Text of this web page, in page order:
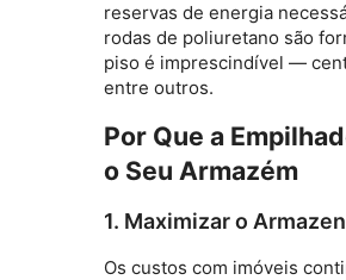
reservas de energia
rodas de poliuretano são
piso é imprescindível —
entre outros.
Por Que a
o Seu Armazém
1. Maximizar o
Os custos com imóveis